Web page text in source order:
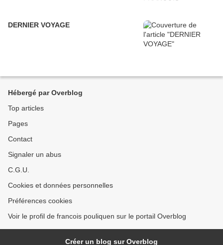
DERNIER VOYAGE
Hébergé par Overblog
Top articles
Pages
Contact
Signaler un abus
C.G.U.
Cookies et données personnelles
Préférences cookies
Voir le profil de francois pouliquen sur le portail Overblog
Créer un blog sur Overblog